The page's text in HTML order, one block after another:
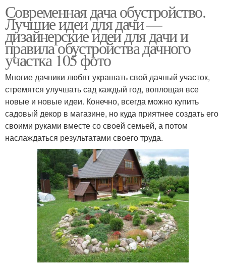
Современная дача обустройство.
Лучшие идеи для дачи —
дизайнерские идеи для дачи и
правила обустройства дачного
участка 105 фото
Многие дачники любят украшать свой дачный участок,
стремятся улучшать сад каждый год, воплощая все
новые и новые идеи. Конечно, всегда можно купить
садовый декор в магазине, но куда приятнее создать его
своими руками вместе со своей семьей, а потом
наслаждаться результатами своего труда.